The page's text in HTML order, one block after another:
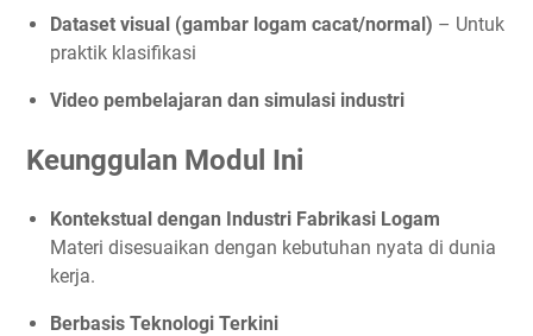
Dataset visual (gambar logam cacat/normal) – Untuk
praktik klasifikasi
Video pembelajaran dan simulasi industri
Keunggulan Modul Ini
Kontekstual dengan Industri Fabrikasi Logam
Materi disesuaikan dengan kebutuhan nyata di dunia
kerja.
Berbasis Teknologi Terkini